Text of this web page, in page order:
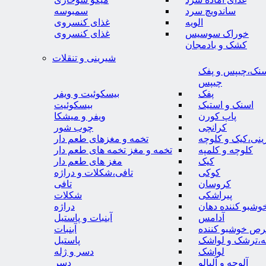
ساندویچ سرد
الویه
خوراک سوسیس
کشک و بادمجان
سمبوسه
غذای کنسروی
غذای کنسروی
شیرینی و تنقلات
و پفک
چیپس
پفک
اسنک و استیک
پاپ کورن
کرانچی
و کلوچه
کلوچه و کلمپه
کیک
کوکی
کروسان
پیراشکی
کننده دهان
آدامس
خوشبو کننده
و لواشک
لواشک
آلوچه و آلبالو
بیسکوئیت و ویفر
بیسکوئیت
ویفر و میشکا
چوب شور
تخمه و مغزهای طعم دار
تخمه و مغز تخمه های طعم دار
مغز های طعم دار
تافی،شکلات و دراژه
تافی
شکلات
دراژه
آبنبات و پاستیل
آبنبات
پاستیل
دسر و ژله
دسر